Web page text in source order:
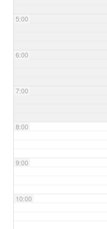
5:00
6:00
7:00
8:00
9:00
10:00